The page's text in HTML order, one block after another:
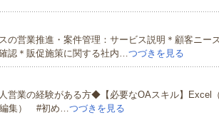
の営業推進・案件管理：サービス説明＊顧客ニー
認＊販促施策に関する社内…つづきを見る
業の経験がある方◆【必要なOAスキル】Excel
編集） #初め…つづきを見る